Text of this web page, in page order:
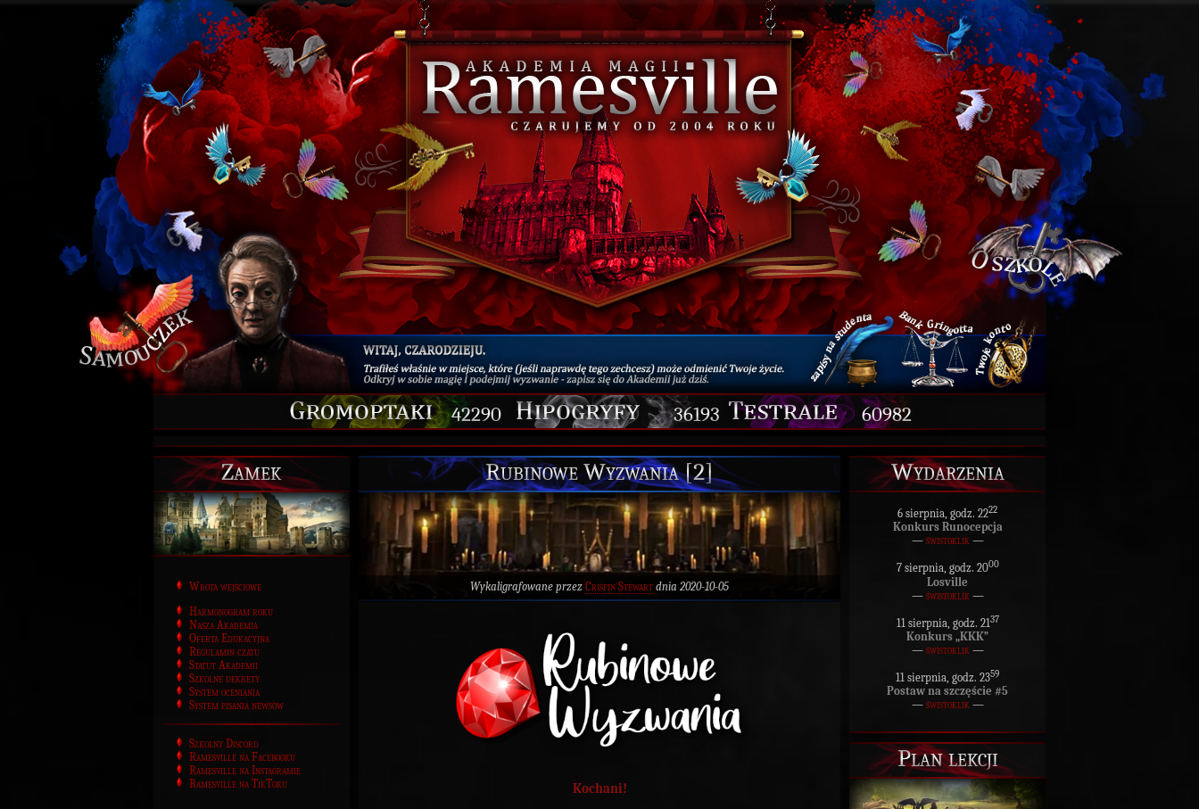
42290 36193 60982
Zamek
Wrota wejściowe
Harmonogram roku
Nasza Akademia
Oferta Edukacyjna
Regulamin czatu
Statut Akademii
Szkolne dekrety
System oceniania
System pisania newsów
Szkolny Discord
Ramesville na Facebooku
Ramesville na Instagramie
Ramesville na TikToku
Rubinowe Wyzwania [2]
Wykaligrafowane przez Crispin Stewart dnia 2020-10-05
Kochani!
Wydarzenia
6 sierpnia, godz. 2222
Konkurs Runocepcja
— świstoklik—
7 sierpnia, godz. 2000
Losville
— świstoklik —
11 sierpnia, godz. 2137
Konkurs „KKK”
— świstoklik —
11 sierpnia, godz. 2359
Postaw na szczęście #5
— świstoklik—
Plan lekcji